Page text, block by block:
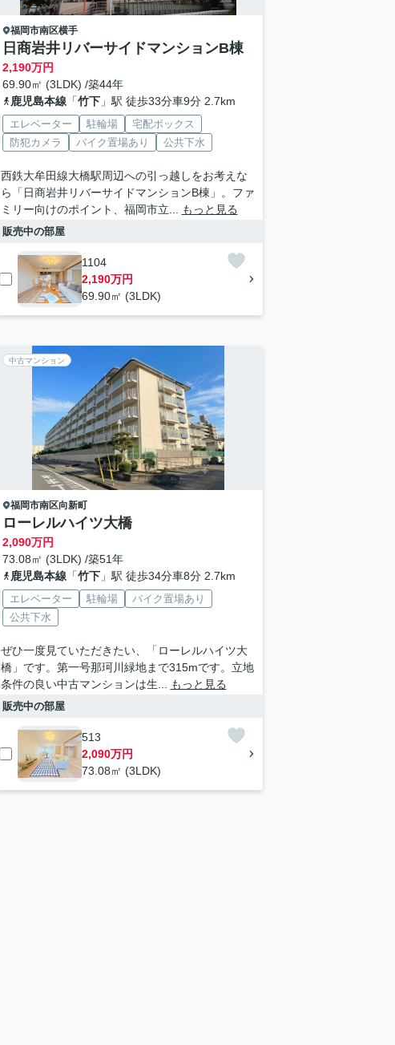
福岡市南区横手
日商岩井リバーサイドマンションB棟
2,190万円
69.90㎡ (3LDK) /築44年
鹿児島本線「竹下」駅 徒歩33分車9分 2.7km
エレベーター 駐輪場
宅配ボックス
防犯カメラ
バイク置場あり 公共下水
西鉄大牟田線大橋駅周辺への引っ越しをお考えな
ら「日商岩井リバーサイドマンションB棟」。ファ
ミリー向けのポイント、福岡市立...
もっと見る
販売中の部屋
1104
2,190万円
69.90㎡ (3LDK)
中古マンション
福岡市南区向新町
ローレルハイツ大橋
2,090万円
73.08㎡ (3LDK) /築51年
鹿児島本線「竹下」駅 徒歩34分車8分 2.7km
エレベーター 駐輪場
バイク置場あり
公共下水
ぜひ一度見ていただきたい、「ローレルハイツ大
橋」です。第一号那珂川緑地まで315mです。立地
条件の良い中古マンションは生...
もっと見る
販売中の部屋
513
2,090万円
73.08㎡ (3LDK)